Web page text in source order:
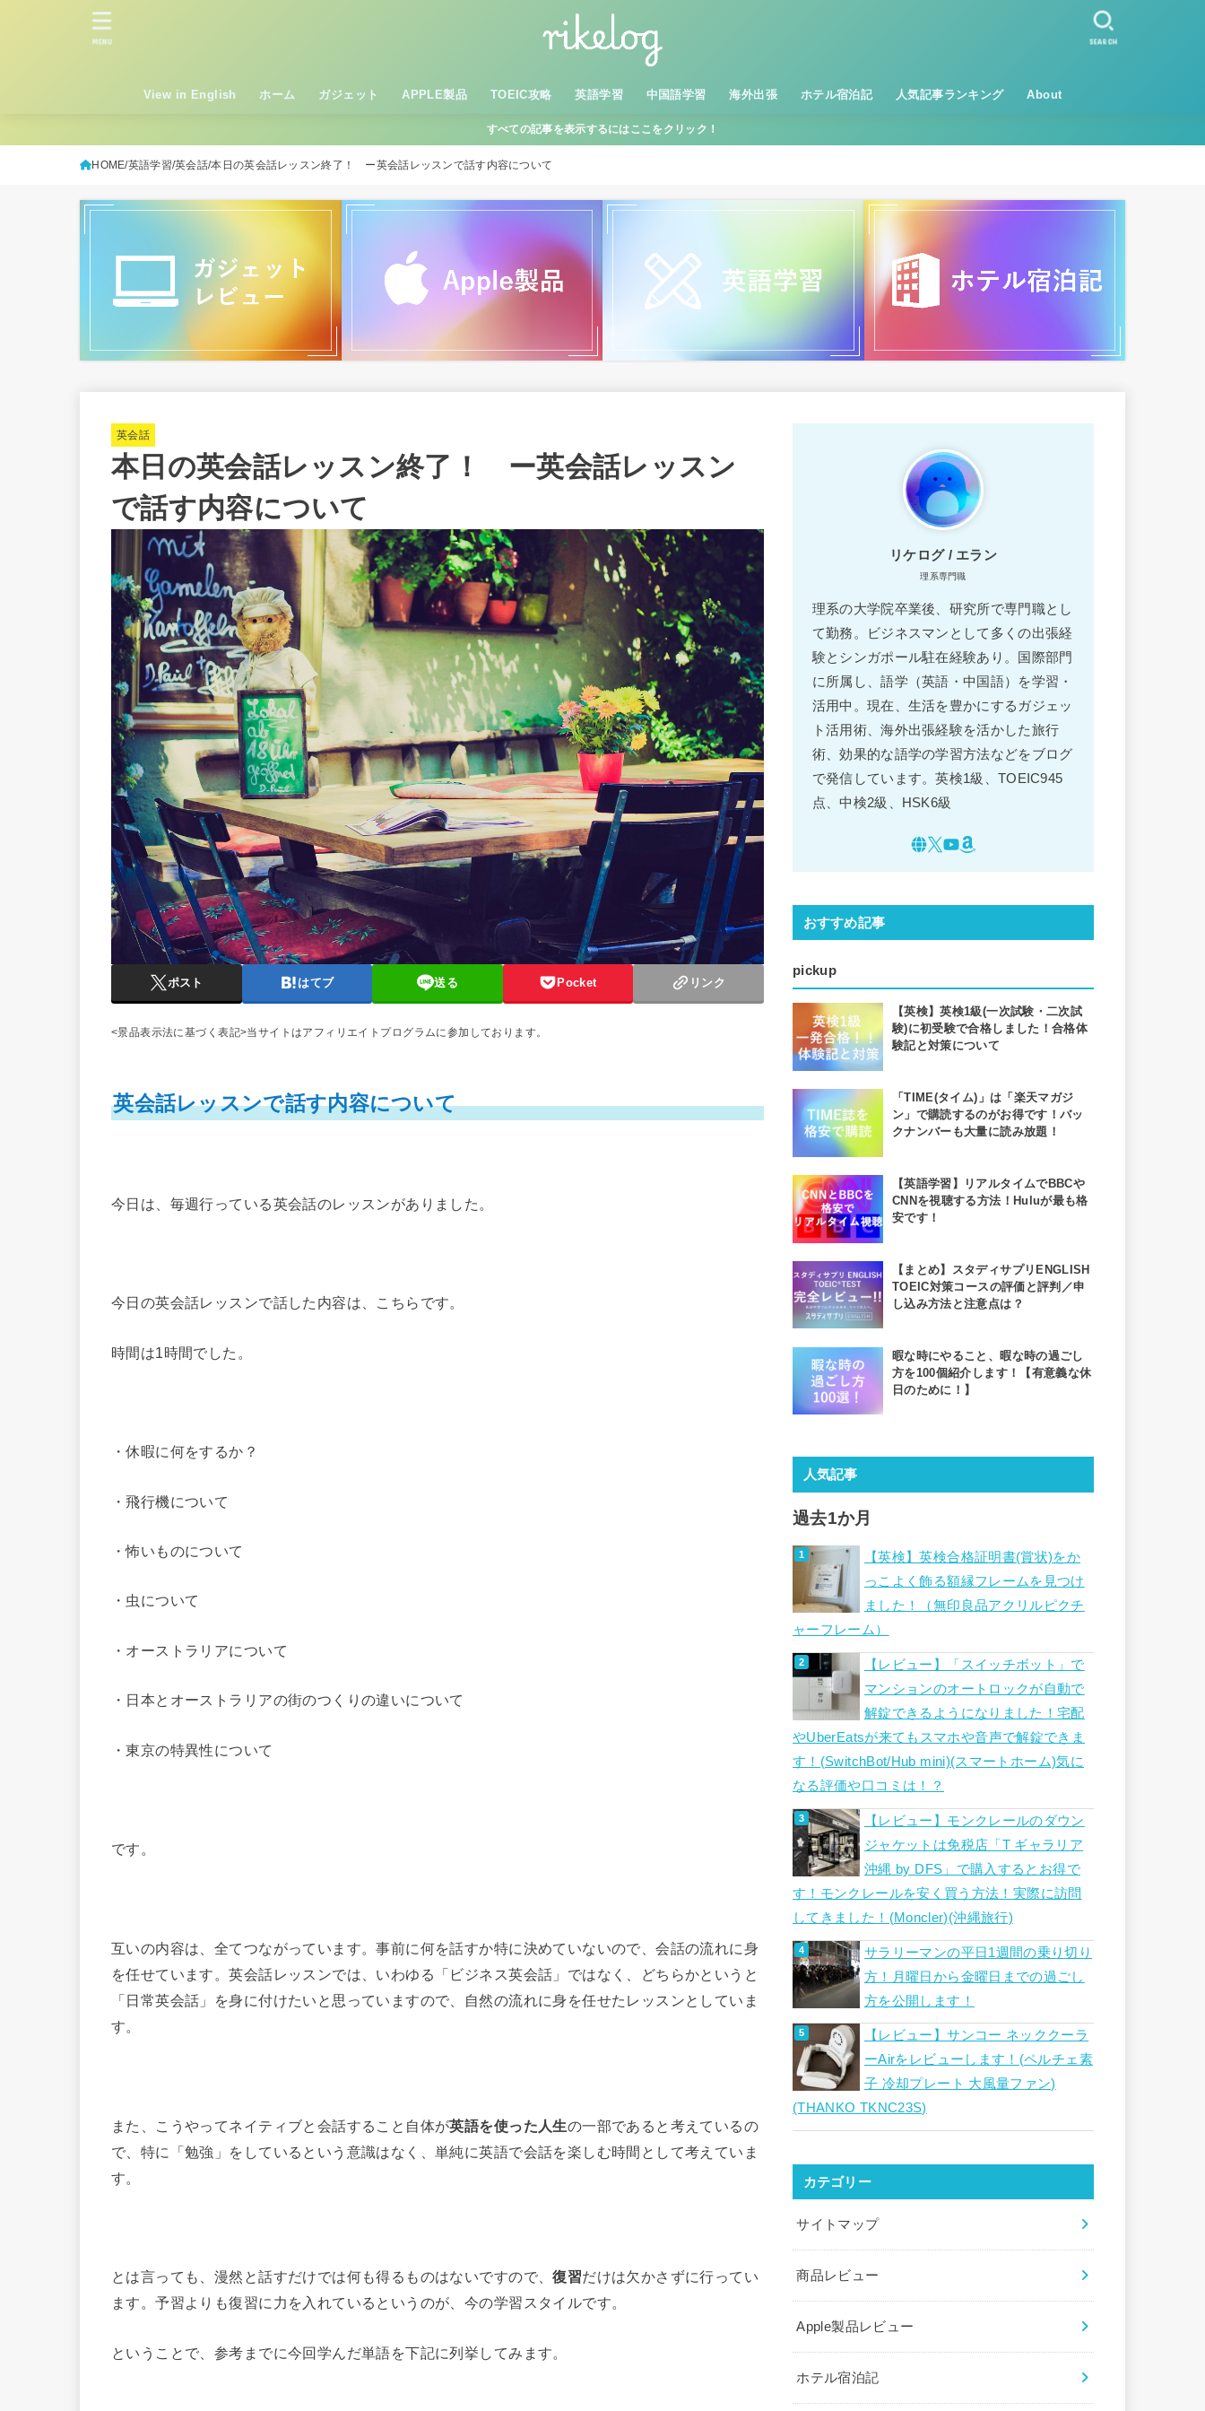
View in English ホーム ガジェット APPLE製品 TOEIC攻略 英語学習 中国語学習 海外出張 ホテル宿泊記 人気記事ランキング About
SEARCH
MENU
すべての記事を表示するにはここをクリック！
HOME 英語学習 英会話 本日の英会話レッスン終了！ ー英会話レッスンで話す内容について
英会話
本日の英会話レッスン終了！ ー英会話レッスン
で話す内容について
ポスト はてブ 送る Pocket リンク
<景品表示法に基づく表記>当サイトはアフィリエイトプログラムに参加しております。
英会話レッスンで話す内容について
今日は、毎週行っている英会話のレッスンがありました。
今日の英会話レッスンで話した内容は、こちらです。
時間は1時間でした。
・休暇に何をするか？
・飛行機について
・怖いものについて
・虫について
・オーストラリアについて
・日本とオーストラリアの街のつくりの違いについて
・東京の特異性について
です。
互いの内容は、全てつながっています。事前に何を話すか特に決めていないので、会話の流れに身
を任せています。英会話レッスンでは、いわゆる「ビジネス英会話」ではなく、どちらかというと
「日常英会話」を身に付けたいと思っていますので、自然の流れに身を任せたレッスンとしていま
す。
また、こうやってネイティブと会話すること自体が英語を使った人生の一部であると考えているの
で、特に「勉強」をしているという意識はなく、単純に英語で会話を楽しむ時間として考えていま
す。
とは言っても、漫然と話すだけでは何も得るものはないですので、復習だけは欠かさずに行ってい
ます。予習よりも復習に力を入れているというのが、今の学習スタイルです。
ということで、参考までに今回学んだ単語を下記に列挙してみます。
リケログ / エラン
理系専門職
理系の大学院卒業後、研究所で専門職とし
て勤務。ビジネスマンとして多くの出張経
験とシンガポール駐在経験あり。国際部門
に所属し、語学（英語・中国語）を学習・
活用中。現在、生活を豊かにするガジェッ
ト活用術、海外出張経験を活かした旅行
術、効果的な語学の学習方法などをブログ
で発信しています。英検1級、TOEIC945
点、中検2級、HSK6級
おすすめ記事
pickup
【英検】英検1級(一次試験・二次試
験)に初受験で合格しました！合格体
験記と対策について
「TIME(タイム)」は「楽天マガジ
ン」で購読するのがお得です！バッ
クナンバーも大量に読み放題！
【英語学習】リアルタイムでBBCや
CNNを視聴する方法！Huluが最も格
安です！
【まとめ】スタディサプリENGLISH
TOEIC対策コースの評価と評判／申
し込み方法と注意点は？
暇な時にやること、暇な時の過ごし
方を100個紹介します！【有意義な休
日のために！】
人気記事
過去1か月
【英検】英検合格証明書(賞状)をか
っこよく飾る額縁フレームを見つけ
ました！（無印良品アクリルピクチ
ャーフレーム）
【レビュー】「スイッチボット」で
マンションのオートロックが自動で
解錠できるようになりました！宅配
やUberEatsが来てもスマホや音声で解錠できま
す！(SwitchBot/Hub mini)(スマートホーム)気に
なる評価や口コミは！？
【レビュー】モンクレールのダウン
ジャケットは免税店「T ギャラリア
沖縄 by DFS」で購入するとお得で
す！モンクレールを安く買う方法！実際に訪問
してきました！(Moncler)(沖縄旅行)
サラリーマンの平日1週間の乗り切り
方！月曜日から金曜日までの過ごし
方を公開します！
【レビュー】サンコー ネッククーラ
ーAirをレビューします！(ペルチェ素
子 冷却プレート 大風量ファン)
(THANKO TKNC23S)
カテゴリー
サイトマップ
商品レビュー
Apple製品レビュー
ホテル宿泊記